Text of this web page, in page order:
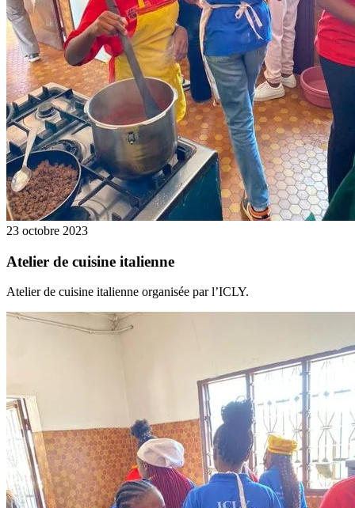
23 octobre 2023
Atelier de cuisine italienne
Atelier de cuisine italienne organisée par l’ICLY.